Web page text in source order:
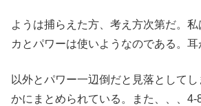
ようは捕らえた方、考え方次第だ。
カとパワーは使いようなのである。耳
以外とパワー一辺倒だと見落として
かにまとめられている。また、、、4-